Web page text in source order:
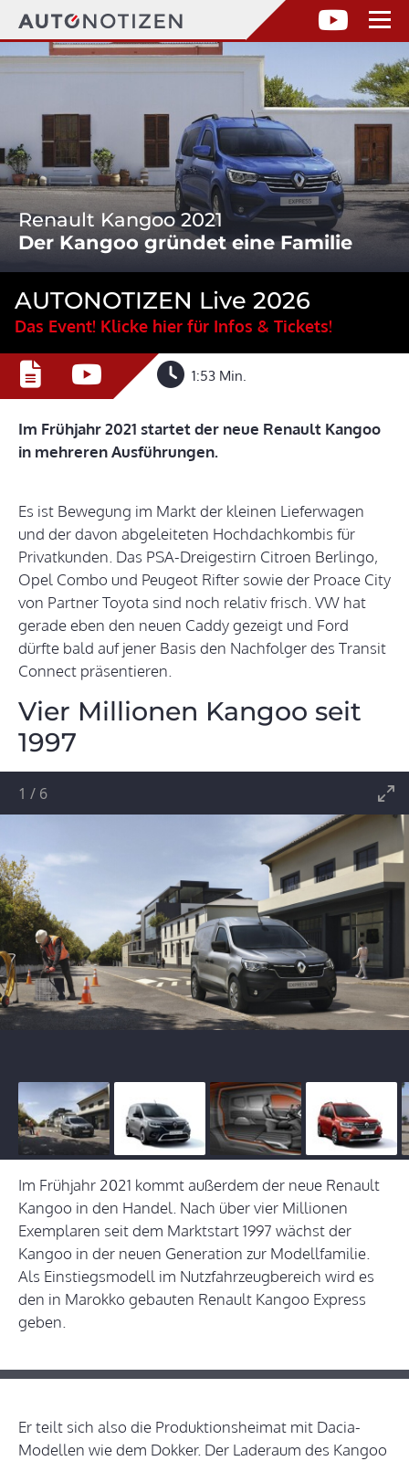
Renault Kangoo 2021
Der Kangoo gründet eine Familie
AUTONOTIZEN Live 2026
Das Event! Klicke hier für Infos & Tickets!
1:53 Min.
Im Frühjahr 2021 startet der neue Renault Kangoo
in mehreren Ausführungen.
Es ist Bewegung im Markt der kleinen Lieferwagen
und der davon abgeleiteten Hochdachkombis für
Privatkunden. Das PSA-Dreigestirn Citroen Berlingo,
Opel Combo und Peugeot Rifter sowie der Proace City
von Partner Toyota sind noch relativ frisch. VW hat
gerade eben den neuen Caddy gezeigt und Ford
dürfte bald auf jener Basis den Nachfolger des Transit
Connect präsentieren.
Vier Millionen Kangoo seit
1997
1 / 6
Im Frühjahr 2021 kommt außerdem der neue Renault
Kangoo in den Handel. Nach über vier Millionen
Exemplaren seit dem Marktstart 1997 wächst der
Kangoo in der neuen Generation zur Modellfamilie.
Als Einstiegsmodell im Nutzfahrzeugbereich wird es
den in Marokko gebauten Renault Kangoo Express
geben.
Er teilt sich also die Produktionsheimat mit Dacia-
Modellen wie dem Dokker. Der Laderaum des Kangoo